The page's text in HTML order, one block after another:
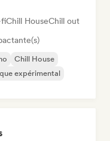
fiChill HouseChill out
Chill House
expérimental